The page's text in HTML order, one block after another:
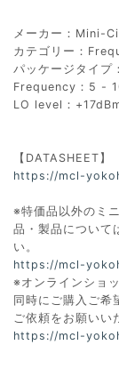
メーカー：Mini-
カテゴリー：
パッケージタイ
Frequency：5 -
LO level：
【DATASHEET】
https://mcl-
※特価品以外のミ
品・製品について
い。
https://mcl-
※オンラインショ
同時にご購入ご希
ご依頼をお願いい
https://mcl-